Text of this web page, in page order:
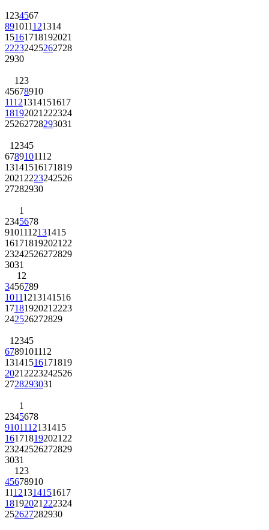
1 234567
891011121314
15161718192021
22232425262728
2930
1 23
45678910
11121314151617
18192021 222324
25262728293031
1 2345
6789101112
13141516171819
2021 2223242526
27282930
1
2345678
9101112131415
161718192021 22
23242526272829
3031
1 2
3456789
10111213141516
1718192021 2223
242526272829
1 2345
6789101112
13141516171819
2021 2223242526
2728293031
1
2345678
9101112131415
161718192021 22
23242526272829
3031
1 23
45678910
11121314151617
18192021 222324
252627282930